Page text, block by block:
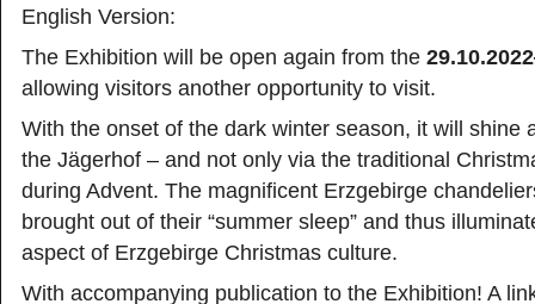
English Version:
The Exhibition will be open again from the
allowing visitors another opportunity to visit.
With the onset of the dark winter season, it will shine
the Jägerhof – and not only via the traditional
during Advent. The magnificent Erzgebirge
brought out of their “summer sleep” and thus
aspect of Erzgebirge Christmas culture.
With accompanying publication to the Exhibition! A